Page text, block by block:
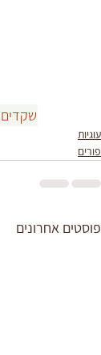
שקדים
עוגיות
פורים
פוסטים אחרונים